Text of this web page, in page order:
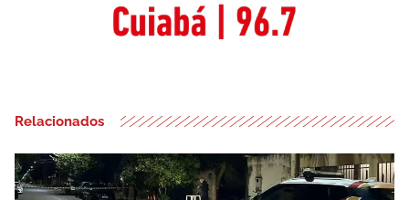
Relacionados